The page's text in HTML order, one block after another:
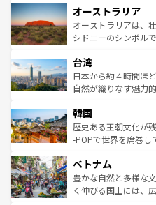
部のニューオーリン
文化が魅力。旅行者
しみながら、その多
ならではの贅沢な旅のスタイルだ。
情報はコンテンツ一覧
ワイ島は見逃せない
島だが、静かな自然
おすすめ。エメラル
れるおもてなしの心
人々、おいしいロー
ク、伝統的なフラダ
ワイを、存分に味わってほしい。 なお
はコンテンツ一覧を
オーストラリア
オーストラリアは、
シドニーのシンボル
リアリーフや大陸中
ク）、タスマニアの
ど、見どころがたく
いる。アクティビテ
ビング、ハイキング
い。オーストラリア
参照してほしい。
台湾
日本から約４時間ほ
自然が織りなす魅力
ン）、静ひつな山岳
と山間の静けさが共
驚きをもたらしてく
容にもいいと評判の
が味わえる
照してほしい。
韓国
歴史ある王朝文化が
-POPで世界を席巻し
き、地方に足を延ば
できる。そして、キ
まで、さまざまな韓
ベトナム
豊かな自然と多様な
く伸びる国土には、